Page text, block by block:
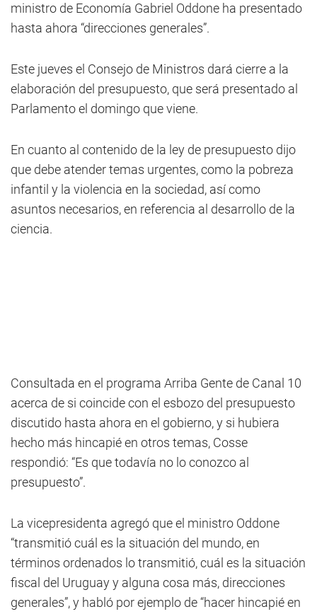
ministro de Economía Gabriel Oddone ha presentado
hasta ahora “direcciones generales”.
Este jueves el Consejo de Ministros dará cierre a la
elaboración del presupuesto, que será presentado al
Parlamento el domingo que viene.
En cuanto al contenido de la ley de presupuesto dijo
que debe atender temas urgentes, como la pobreza
infantil y la violencia en la sociedad, así como
asuntos necesarios, en referencia al desarrollo de la
ciencia.
Consultada en el programa Arriba Gente de Canal 10
acerca de si coincide con el esbozo del presupuesto
discutido hasta ahora en el gobierno, y si hubiera
hecho más hincapié en otros temas, Cosse
respondió: “Es que todavía no lo conozco al
presupuesto”.
La vicepresidenta agregó que el ministro Oddone
“transmitió cuál es la situación del mundo, en
términos ordenados lo transmitió, cuál es la situación
fiscal del Uruguay y alguna cosa más, direcciones
generales”, y habló por ejemplo de “hacer hincapié en